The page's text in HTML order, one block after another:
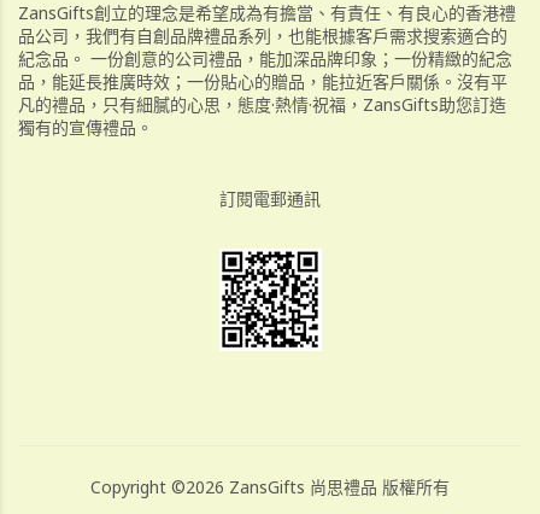
ZansGifts創立的理念是希望成為有擔當、有責任、有良心的香港禮
品公司，我們有自創品牌禮品系列，也能根據客戶需求搜索適合的
紀念品。 一份創意的公司禮品，能加深品牌印象；一份精緻的紀念
品，能延長推廣時效；一份貼心的贈品，能拉近客戶關係。沒有平
凡的禮品，只有細膩的心思，態度·熱情·祝福，ZansGifts助您訂造
獨有的宣傳禮品。
訂閱電郵通訊
Copyright ©2026 ZansGifts 尚思禮品 版權所有